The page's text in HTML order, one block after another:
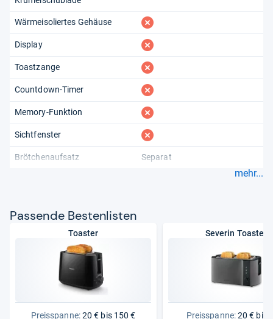
Wärmeisoliertes Gehäuse fehlt
Display fehlt
Toastzange fehlt
Countdown-Timer fehlt
Memory-Funktion fehlt
Sichtfenster fehlt
Brötchenaufsatz Separat
mehr...
Pas­sende Bes­ten­lis­ten
Toaster
Preisspanne:20 € bis 150 €
Severin Toaster
Preisspanne:20 € bis